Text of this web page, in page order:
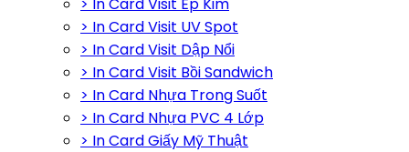
> In Card Visit Ép Kim
> In Card Visit UV Spot
> In Card Visit Dập Nổi
> In Card Visit Bồi Sandwich
> In Card Nhựa Trong Suốt
> In Card Nhựa PVC 4 Lớp
> In Card Giấy Mỹ Thuật